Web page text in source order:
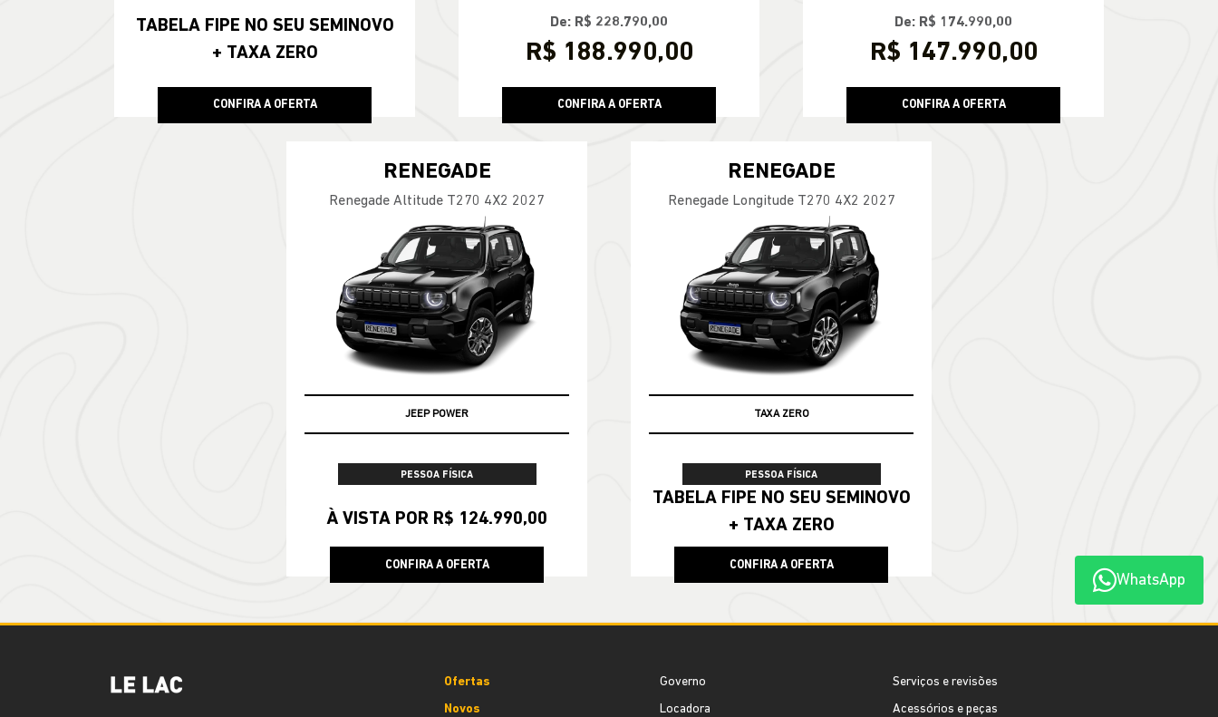
TABELA FIPE NO SEU SEMINOVO
+ TAXA ZERO
CONFIRA A OFERTA
De: R$ 228.790,00
R$ 188.990,00
CONFIRA A OFERTA
De: R$ 174.990,00
R$ 147.990,00
CONFIRA A OFERTA
RENEGADE
Renegade Altitude T270 4X2 2027
JEEP POWER
PESSOA FÍSICA
À VISTA POR R$ 124.990,00
CONFIRA A OFERTA
RENEGADE
Renegade Longitude T270 4X2 2027
TAXA ZERO
PESSOA FÍSICA
TABELA FIPE NO SEU SEMINOVO
+ TAXA ZERO
CONFIRA A OFERTA
WhatsApp
Ofertas
Novos
Governo
Locadora
Serviços e revisões
Acessórios e peças